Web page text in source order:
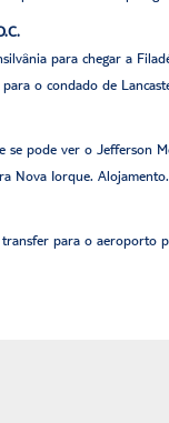
para chegar a
o condado de
se pode ver o Jefferson
Nova Iorque. Alojamento.
para o aeroporto